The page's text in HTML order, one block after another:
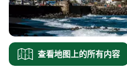
查看地图上的所有内容